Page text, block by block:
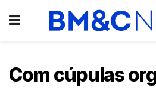
Com cúpulas